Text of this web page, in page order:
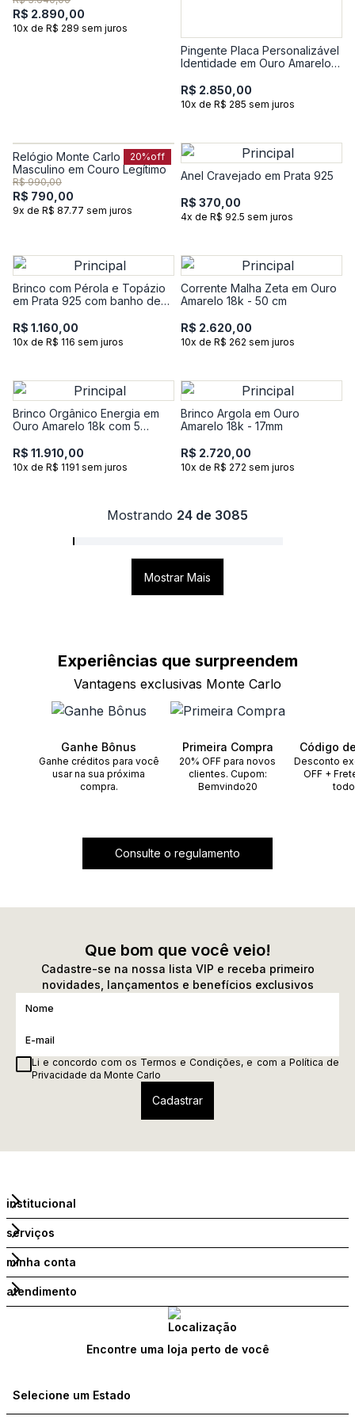
R$ 2.890,00
10x de R$ 289 sem juros
Pingente Placa Personalizável
Identidade em Ouro Amarelo
R$ 2.850,00
10x de R$ 285 sem juros
20%off
Relógio Monte Carlo
Masculino em Couro Legítimo
R$ 990,00
R$ 790,00
9x de R$ 87.77 sem juros
Anel Cravejado em Prata 925
R$ 370,00
4x de R$ 92.5 sem juros
Brinco com Pérola e Topázio
em Prata 925 com banho de
R$ 1.160,00
10x de R$ 116 sem juros
Corrente Malha Zeta em Ouro
Amarelo 18k - 50 cm
R$ 2.620,00
10x de R$ 262 sem juros
Brinco Orgânico Energia em
Ouro Amarelo 18k com 5
R$ 11.910,00
10x de R$ 1191 sem juros
Brinco Argola em Ouro
Amarelo 18k - 17mm
R$ 2.720,00
10x de R$ 272 sem juros
Mostrando 24 de 3085
Mostrar Mais
Experiências que surpreendem
Vantagens exclusivas Monte Carlo
Ganhe Bônus
Ganhe créditos para você
usar na sua próxima
compra.
Primeira Compra
20% OFF para novos
clientes. Cupom:
Bemvindo20
Código
Desconto
OFF +
Consulte o regulamento
Que bom que você veio!
Cadastre-se na nossa lista VIP e receba primeiro
novidades, lançamentos e benefícios exclusivos
Li e concordo com os Termos e Condições, e com a Política de
Privacidade da Monte Carlo
institucional
serviços
minha conta
atendimento
Encontre uma loja perto de você